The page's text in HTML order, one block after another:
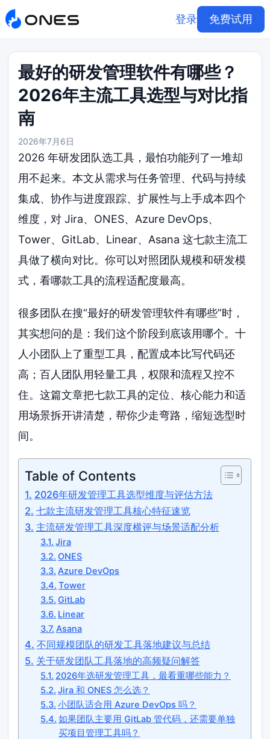
登录 免费试用
最好的研发管理软件有哪些？
2026年主流工具选型与对比指
南
2026年7月6日
2026 年研发团队选工具，最怕功能列了一堆却
用不起来。本文从需求与任务管理、代码与持续
集成、协作与进度跟踪、扩展性与上手成本四个
维度，对 Jira、ONES、Azure DevOps、
Tower、GitLab、Linear、Asana 这七款主流工
具做了横向对比。你可以对照团队规模和研发模
式，看哪款工具的流程适配度最高。
很多团队在搜“最好的研发管理软件有哪些”时，
其实想问的是：我们这个阶段到底该用哪个。十
人小团队上了重型工具，配置成本比写代码还
高；百人团队用轻量工具，权限和流程又控不
住。这篇文章把七款工具的定位、核心能力和适
用场景拆开讲清楚，帮你少走弯路，缩短选型时
间。
Table of Contents
2026年研发管理工具选型维度与评估方法
七款主流研发管理工具核心特征速览
主流研发管理工具深度横评与场景适配分析
Jira
ONES
Azure DevOps
Tower
GitLab
Linear
Asana
不同规模团队的研发工具落地建议与总结
关于研发团队工具落地的高频疑问解答
2026年选研发管理工具，最看重哪些能力？
Jira 和 ONES 怎么选？
小团队适合用 Azure DevOps 吗？
如果团队主要用 GitLab 管代码，还需要单独
买项目管理工具吗？